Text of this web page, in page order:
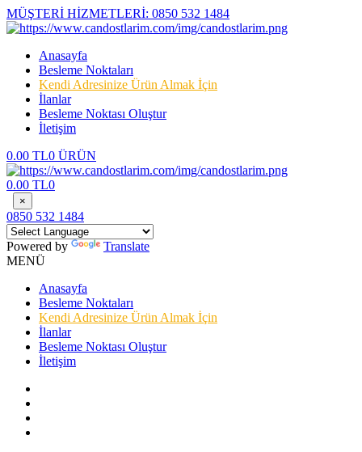
MÜŞTERİ HİZMETLERİ: 0850 532 1484
Anasayfa
Besleme Noktaları
Kendi Adresinize Ürün Almak İçin
İlanlar
Besleme Noktası Oluştur
İletişim
0.00 TL0 ÜRÜN
0.00 TL0
×
0850 532 1484
Powered by
Translate
MENÜ
Anasayfa
Besleme Noktaları
Kendi Adresinize Ürün Almak İçin
İlanlar
Besleme Noktası Oluştur
İletişim